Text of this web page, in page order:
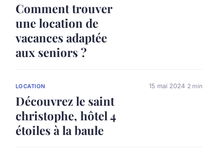
Comment trouver
une location de
vacances adaptée
aux seniors ?
LOCATION
Découvrez le saint
christophe, hôtel 4
étoiles à la baule
15 mai 2024 2 min